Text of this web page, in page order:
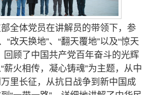
全体党员在讲解员的带领下，参
“改天换地”、“翻天覆地”以及“惊天
回顾了中国共产党百年奋斗的光辉
薪火相传，凝心铸魂”为主题，从中
里长征，从抗日战争到新中国成